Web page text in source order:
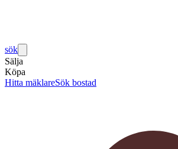
sök
Sälja
Köpa
Hitta mäklareSök bostad